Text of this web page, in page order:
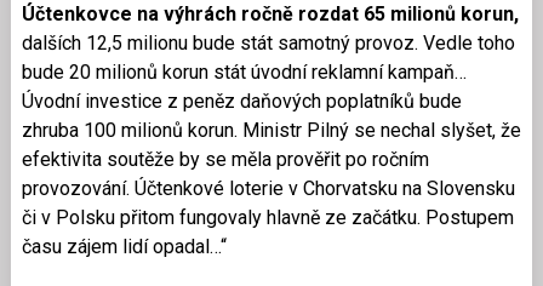
Účtenkovce na výhrách ročně rozdat 65 milionů korun,
dalších 12,5 milionu bude stát samotný provoz. Vedle toho
bude 20 milionů korun stát úvodní reklamní kampaň…
Úvodní investice z peněz daňových poplatníků bude
zhruba 100 milionů korun. Ministr Pilný se nechal slyšet, že
efektivita soutěže by se měla prověřit po ročním
provozování. Účtenkové loterie v Chorvatsku na Slovensku
či v Polsku přitom fungovaly hlavně ze začátku. Postupem
času zájem lidí opadal…“